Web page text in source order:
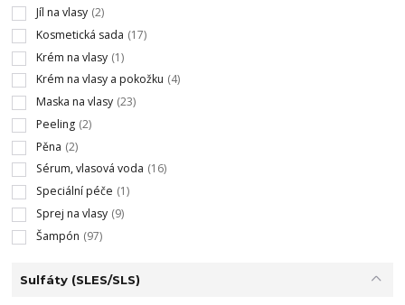
Jíl na vlasy (2)
Kosmetická sada (17)
Krém na vlasy (1)
Krém na vlasy a pokožku (4)
Maska na vlasy (23)
Peeling (2)
Pěna (2)
Sérum, vlasová voda (16)
Speciální péče (1)
Sprej na vlasy (9)
Šampón (97)
Sulfáty (SLES/SLS)